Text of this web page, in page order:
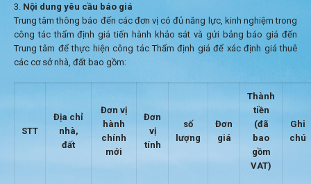
Nội dung yêu cầu báo giá
Trung tâm thông báo đến các đơn vị có đủ năng lực, kinh nghiệm trong
công tác thẩm định giá tiến hành khảo sát và gửi bảng báo giá đến
Trung tâm để thực hiện công tác Thẩm định giá để xác định giá thuê
các cơ sở nhà, đất bao gồm:
STT
Địa chỉ
nhà,
đất
Đơn vị
hành
chính
mới
Đơn
vị
tính
số
lượng
Đơn
giá
Thành
tiền
(đã
bao
gồm
VAT)
Ghi
chú